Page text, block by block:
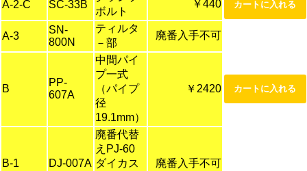
A-2-C SC-33B
ボルト
￥440
A-3
SN-
800N
ティルタ
－部
廃番入手不可
B
PP-
607A
中間パイ
プ一式
（パイプ
径
19.1mm）
￥2420
B-1 DJ-007A
廃番代替
えPJ-60
ダイカス
廃番入手不可